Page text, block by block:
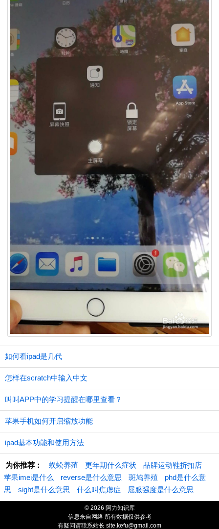
如何看ipad是几代
怎样在scratch中输入中文
叫叫APP中的学习提醒在哪里查看？
苹果手机如何开启缩放功能
ipad基本功能和使用方法
为你推荐： 蜈蚣养殖 更年期什么症状
品牌运动鞋折扣店
苹果imei是什么
reverse是什么意思 斑鸠养殖
phd是什么意
思
sight是什么意思 什么叫焦虑症 屈服强度是什么意思
© 2026 阿力知识库
信息来自网络 所有数据仅供参考
有疑问请联系站长 site.kefu@gmail.com